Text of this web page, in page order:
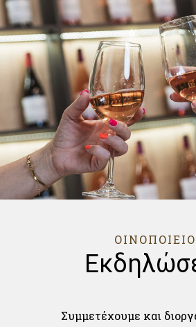
ΟΙΝΟΠΟΙΕΙΟ
Συμμετέχουμε και